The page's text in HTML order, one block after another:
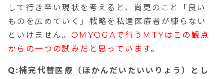
して行き辛い現状を考えると、尚更のこと「良い
ものを広めていく」戦略を私達医療者が練らない
といけません。 OMYOGAで行うMTYはこの観点
からの一つの試みだと思っています。
Q:補完代替医療（ほかんだいたいいりょう）とし